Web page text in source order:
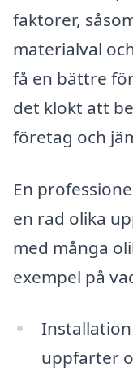
faktorer,
materialval
få en bättre
det klokt att
företag och
En
en rad olika
med många
exempel på
uppfarter